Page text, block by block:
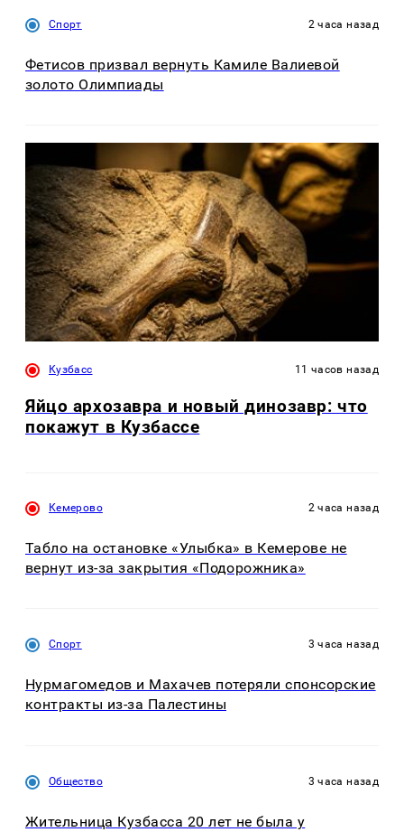
Спорт 2 часа назад
Фетисов призвал вернуть Камиле Валиевой
золото Олимпиады
Кузбасс 11 часов назад
Яйцо архозавра и новый динозавр: что
покажут в Кузбассе
Кемерово 2 часа назад
Табло на остановке «Улыбка» в Кемерове не
вернут из-за закрытия «Подорожника»
Спорт 3 часа назад
Нурмагомедов и Махачев потеряли спонсорские
контракты из-за Палестины
Общество 3 часа назад
Жительница Кузбасса 20 лет не была у